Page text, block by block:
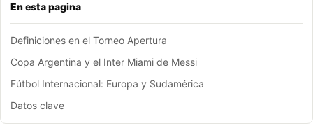
En esta pagina
Definiciones en el Torneo Apertura
Copa Argentina y el Inter Miami de Messi
Fútbol Internacional: Europa y Sudamérica
Datos clave